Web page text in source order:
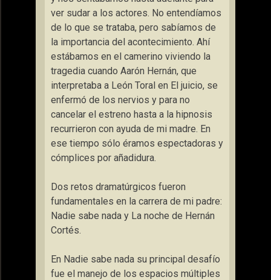
ver sudar a los actores. No entendíamos
de lo que se trataba, pero sabíamos de
la importancia del acontecimiento. Ahí
estábamos en el camerino viviendo la
tragedia cuando Aarón Hernán, que
interpretaba a León Toral en El juicio, se
enfermó de los nervios y para no
cancelar el estreno hasta a la hipnosis
recurrieron con ayuda de mi madre. En
ese tiempo sólo éramos espectadoras y
cómplices por añadidura.
Dos retos dramatúrgicos fueron
fundamentales en la carrera de mi padre:
Nadie­ sabe nada y La noche de Hernán
Cortés.
En Nadie sabe nada su principal desafío
fue el manejo de los espacios múltiples